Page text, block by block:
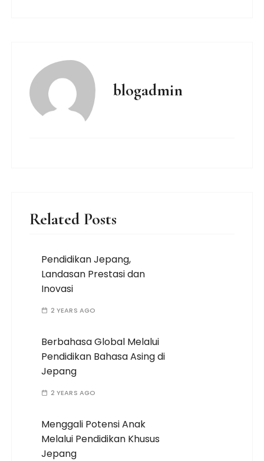
blogadmin
Related Posts
Pendidikan Jepang,
Landasan Prestasi dan
Inovasi
2 YEARS AGO
Berbahasa Global Melalui
Pendidikan Bahasa Asing di
Jepang
2 YEARS AGO
Menggali Potensi Anak
Melalui Pendidikan Khusus
Jepang